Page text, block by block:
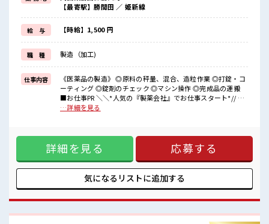
資格・経験・学歴は問いません！
お昼は390円ほどのお弁当があります！
制服は指定のクリーンウェアがあるので事前準備不要！
まずはお気軽にご応募ください♪
■職場の雰囲気
《20代・30代の男性スタッフさんも活躍中》
大きい工場で設備も充実！
和気あいあいとした職場☆
冷暖房完備で年中カイテキ♪
マイカー通勤OK◎駐車場から工場までの送迎バスあり！
【最寄駅】勝間田 ／ 姫新線
給 与 【時給】1,500 円
職 種 製造（加工)
仕事内容
《医薬品の製造》 ◎原料の秤量、混合、造粒作業 ◎打錠・コ
ーティング ◎錠剤のチェック ◎マシン操作 ◎完成品の運搬
■お仕事PR ＼＼*人気の『製薬会社』でお仕事スタート*// 工
場のお仕事に挑戦したいけど環境(きたない・汚れる)に不安…
理も徹底されているので不安だって解消！ もちろん工場work
未経験の方も大歓迎！ 資格・経験・学歴は問いません！ お昼
は390円ほどのお弁当があります！ 制服は指定のクリーンウ
ェアがあるので事前準備不要！ まずはお気軽にご応募くださ
中》 大きい工場で設備も充実！ 和気あいあいとした職場☆ 冷
までの送迎バスあり！
…詳細を見る
詳細を見る 応募する
気になるリストに追加する